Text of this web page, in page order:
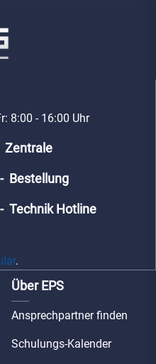
8:00 - 16:00 Uhr
Bestellung
Hotline
.
Über EPS
Ansprechpartner finden
Schulungs-Kalender